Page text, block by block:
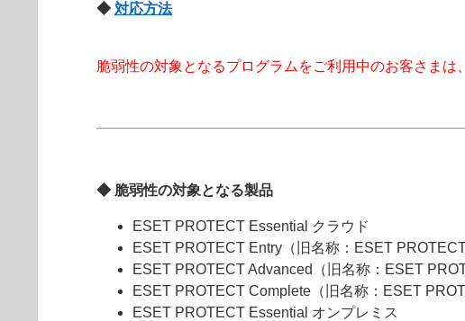
◆ 対応方法
脆弱性の対象となるプログラムをご利用中のお客さま
◆ 脆弱性の対象となる製品
ESET PROTECT Essential クラウド
ESET PROTECT Entry（旧名称：ESET PROTECT
ESET PROTECT Advanced（旧名称：ESET
ESET PROTECT Complete（旧名称：ESET
ESET PROTECT Essential オンプレミス